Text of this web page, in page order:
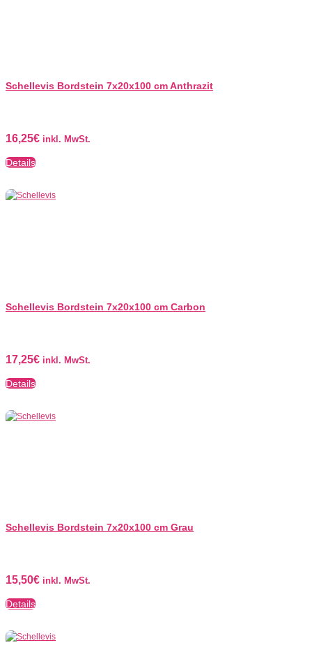
Schellevis Bordstein 7x20x100 cm Anthrazit
16,25€ inkl. MwSt.
Details
Schellevis Bordstein 7x20x100 cm Carbon
17,25€ inkl. MwSt.
Details
Schellevis Bordstein 7x20x100 cm Grau
15,50€ inkl. MwSt.
Details